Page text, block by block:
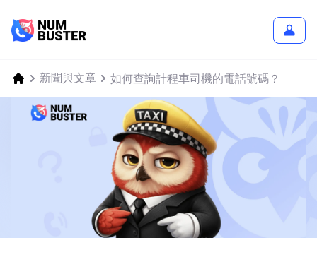
新聞與文章 如何查詢計程車司機的電話號碼？